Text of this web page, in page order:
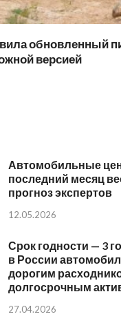
обновленный
версией
Автомобильные
последний месяц
прогноз экспертов
12.05.2026
Срок годности — 3
в России
дорогим
долгосрочным
27.04.2026